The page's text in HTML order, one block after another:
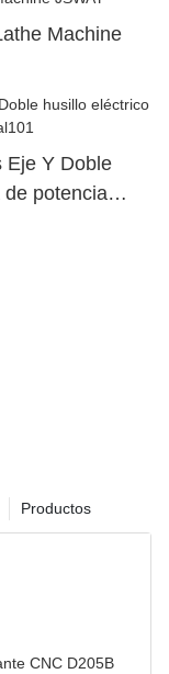
Machine
Eje Y Doble
de potencia
Productos